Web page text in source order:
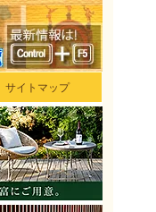
サイトマップ